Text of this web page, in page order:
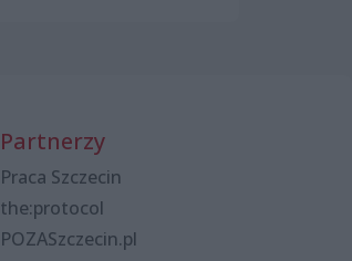
Partnerzy
Praca Szczecin
the:protocol
POZASzczecin.pl